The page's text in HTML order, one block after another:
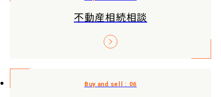
不動産相続相談